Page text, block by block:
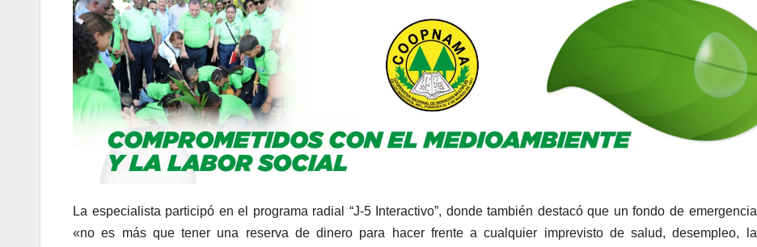
La especialista participó en el programa radial “J-5 Interactivo”, donde también destacó que un fondo de emergencia
«no es más que tener una reserva de dinero para hacer frente a cualquier imprevisto de salud, desempleo, la